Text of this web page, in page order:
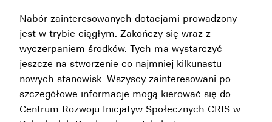
Nabór zainteresowanych dotacjami prowadzony
jest w trybie ciągłym. Zakończy się wraz z
wyczerpaniem środków. Tych ma wystarczyć
jeszcze na stworzenie co najmniej kilkunastu
nowych stanowisk. Wszyscy zainteresowani po
szczegółowe informacje mogą kierować się do
Centrum Rozwoju Inicjatyw Społecznych CRIS w